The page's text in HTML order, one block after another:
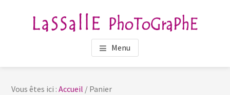
LASSALLE PHOTOGRAPHE
Photographe Portraitiste en Bretagne
Menu
Vous êtes ici :Accueil / Panier